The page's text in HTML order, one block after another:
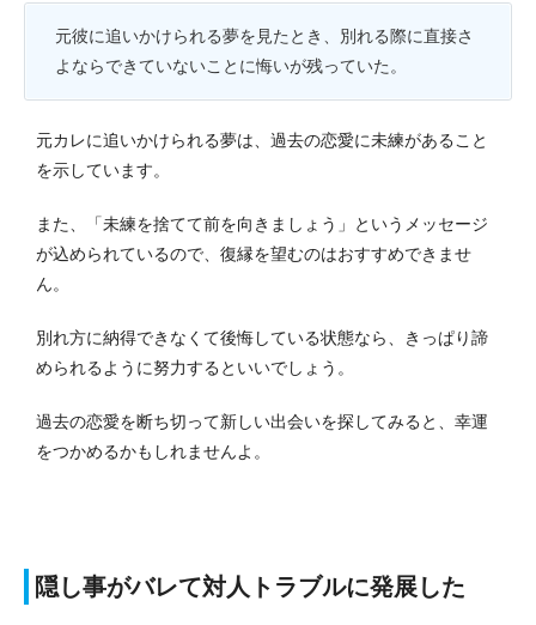
元彼に追いかけられる夢を見たとき、別れる際に直接さ
よならできていないことに悔いが残っていた。
元カレに追いかけられる夢は、過去の恋愛に未練があること
を示しています。
また、「未練を捨てて前を向きましょう」というメッセージ
が込められているので、復縁を望むのはおすすめできませ
ん。
別れ方に納得できなくて後悔している状態なら、きっぱり諦
められるように努力するといいでしょう。
過去の恋愛を断ち切って新しい出会いを探してみると、幸運
をつかめるかもしれませんよ。
隠し事がバレて対人トラブルに発展した